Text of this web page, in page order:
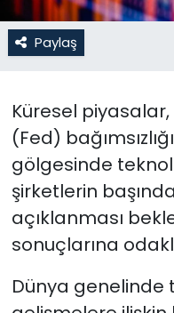
Paylaş
Küresel piyasalar,
(Fed)
gölgesinde
şirketlerin
açıklanması
sonuçlarına
Dünya genelinde
Otomobil
SAĞLIK
Spor
Teknoloji
TÜRKiYE
Video Galeri